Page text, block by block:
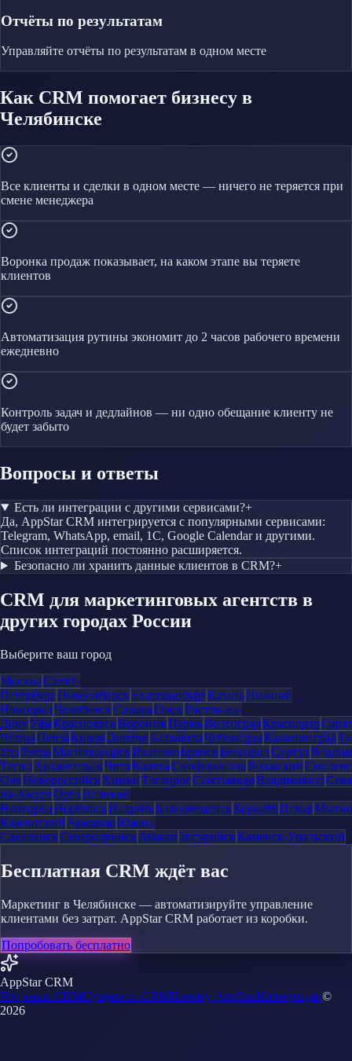
Отчёты по результатам
Управляйте отчёты по результатам в одном месте
Как CRM помогает бизнесу в
Челябинске
Все клиенты и сделки в одном месте — ничего не теряется при
смене менеджера
Воронка продаж показывает, на каком этапе вы теряете
клиентов
Автоматизация рутины экономит до 2 часов рабочего времени
ежедневно
Контроль задач и дедлайнов — ни одно обещание клиенту не
будет забыто
Вопросы и ответы
Есть ли интеграции с другими сервисами?+
Да, AppStar CRM интегрируется с популярными сервисами:
Telegram, WhatsApp, email, 1С, Google Calendar и другими.
Список интеграций постоянно расширяется.
Безопасно ли хранить данные клиентов в CRM?+
CRM для маркетинговых агентств в
других городах России
Выберите ваш город
МоскваСанкт-
ПетербургНовосибирскЕкатеринбургКазаньНижний
НовгородЧелябинскСамараОмскРостов-на-
ДонуУфаКрасноярскВоронежПермьВолгоградКраснодар
ЧелныПензаКировЛипецкБалашихаЧебоксарыКалининград
УдэТверьМагнитогорскИвановоБрянскБелгородСургут
ТагилАрхангельскЧитаКалугаСимферопольВолжский
ОлаНовороссийскХимкиТаганрогСыктывкарВладикавказ
на-АмуреОрёлВеликий
НовгородНорильскНальчикБлаговещенскКоролёвПсков
Камчатский АрмавирЮжно-
СахалинскСеверодвинскАбаканУссурийскКаменск-Уральский
Бесплатная CRM ждёт вас
Маркетинг в Челябинске — автоматизируйте управление
клиентами без затрат. AppStar CRM работает из коробки.
Попробовать бесплатно
AppStar CRM
Что такое CRMСущности CRMПочему AppStarИнтеграции©
2026